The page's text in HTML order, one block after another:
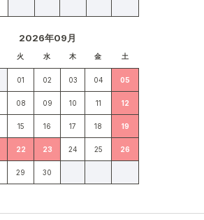
2026年09月
火 水 木 金 土
01 02 03 04 05
08 09 10 11 12
15 16 17 18 19
22 23 24 25 26
29 30